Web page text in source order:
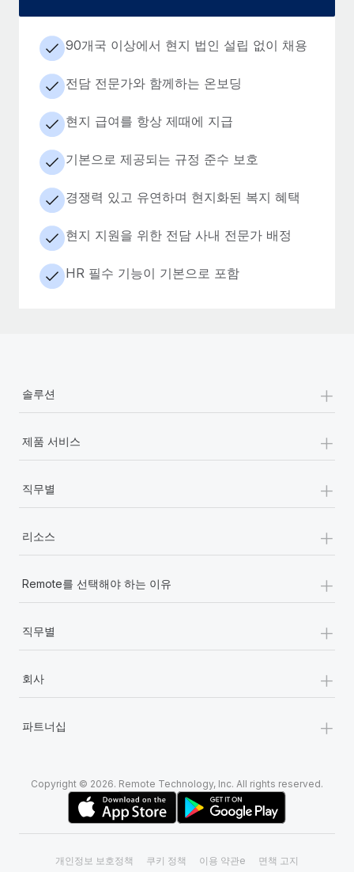
90개국 이상에서 현지 법인 설립 없이 채용
전담 전문가와 함께하는 온보딩
현지 급여를 항상 제때에 지급
기본으로 제공되는 규정 준수 보호
경쟁력 있고 유연하며 현지화된 복지 혜택
현지 지원을 위한 전담 사내 전문가 배정
HR 필수 기능이 기본으로 포함
솔루션 +
제품 서비스 +
직무별 +
리소스 +
Remote를 선택해야 하는 이유 +
직무별 +
회사 +
파트너십 +
Copyright © 2026. Remote Technology, Inc. All rights reserved.
개인정보 보호정책 쿠키 정책 이용 약관e 면책 고지